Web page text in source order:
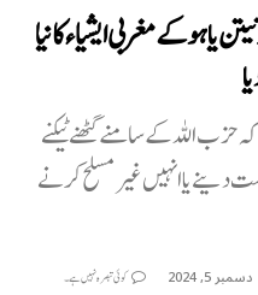
یاہو کے مغربی ایشیاء کا نیا
اللہ کے سامنے گھٹنے ٹیکنے
دینے یا انہیں غیر مسلح کرنے
دسمبر 5, 2024 کوئی تبصرہ نہیں ہے۔